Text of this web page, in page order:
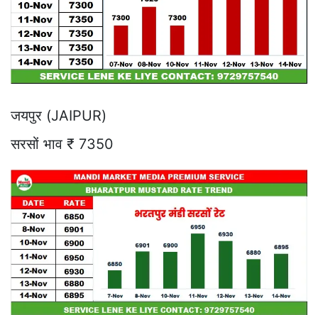
जयपुर (JAIPUR)
सरसों भाव ₹ 7350